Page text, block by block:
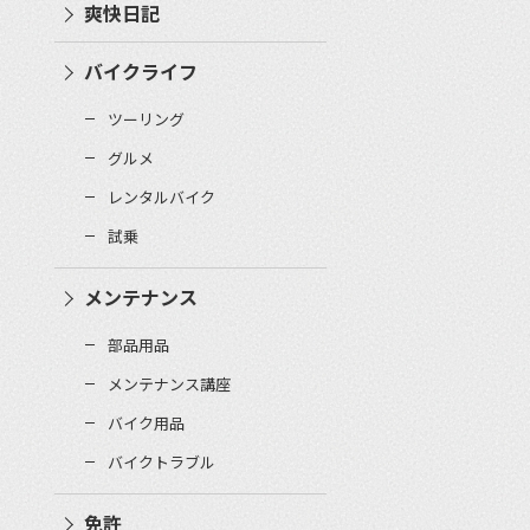
爽快日記
バイクライフ
ツーリング
グルメ
レンタルバイク
試乗
メンテナンス
部品用品
メンテナンス講座
バイク用品
バイクトラブル
免許